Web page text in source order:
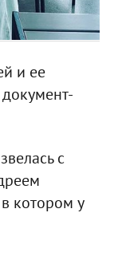
и ее
с
котором у